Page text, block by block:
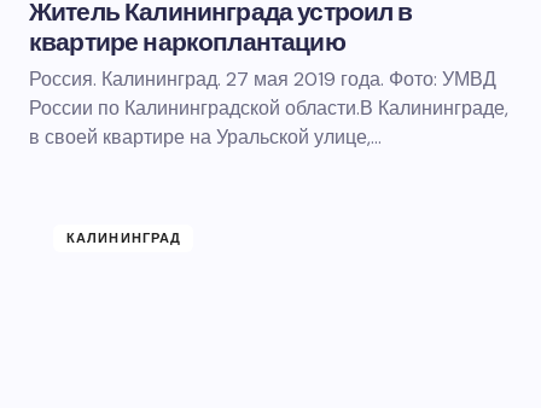
Житель Калининграда устроил в
квартире наркоплантацию
Россия. Калининград. 27 мая 2019 года. Фото: УМВД
России по Калининградской области.В Калининграде,
в своей квартире на Уральской улице,…
КАЛИНИНГРАД